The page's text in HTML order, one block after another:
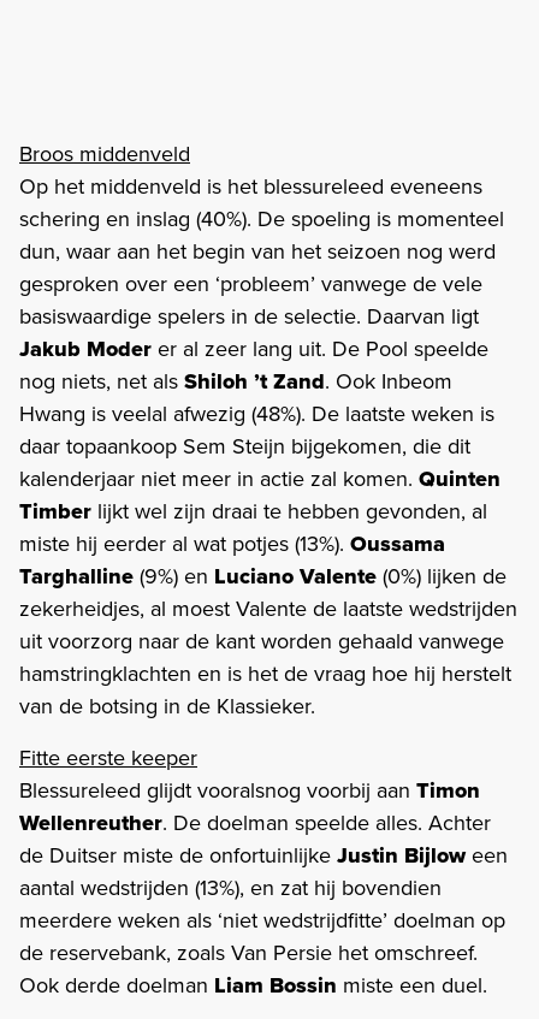
Broos middenveld
Op het middenveld is het blessureleed eveneens
schering en inslag (40%). De spoeling is momenteel
dun, waar aan het begin van het seizoen nog werd
gesproken over een ‘probleem’ vanwege de vele
basiswaardige spelers in de selectie. Daarvan ligt
Jakub Moderer al zeer lang uit. De Pool speelde
nog niets, net alsShiloh ’t Zand. Ook Inbeom
Hwang is veelal afwezig (48%). De laatste weken is
daar topaankoop Sem Steijn bijgekomen, die dit
kalenderjaar niet meer in actie zal komen. Quinten
Timber lijkt wel zijn draai te hebben gevonden, al
miste hij eerder al wat potjes (13%). Oussama
Targhalline(9%) en Luciano Valente(0%) lijken de
zekerheidjes, al moest Valente de laatste wedstrijden
uit voorzorg naar de kant worden gehaald vanwege
hamstringklachten en is het de vraag hoe hij herstelt
van de botsing in de Klassieker.
Fitte eerste keeper
Blessureleed glijdt vooralsnog voorbij aan Timon
Wellenreuther. De doelman speelde alles. Achter
de Duitser miste de onfortuinlijkeJustin Bijloween
aantal wedstrijden (13%), en zat hij bovendien
meerdere weken als ‘niet wedstrijdfitte’ doelman op
de reservebank, zoals Van Persie het omschreef.
Ook derde doelman Liam Bossin miste een duel.